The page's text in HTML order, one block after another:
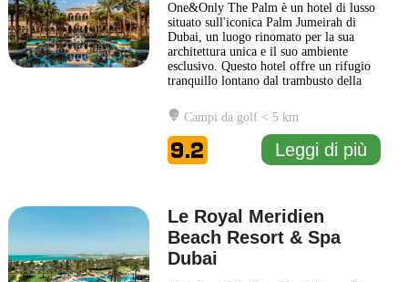
One&Only The Palm è un hotel di lusso
situato sull'iconica Palm Jumeirah di
Dubai, un luogo rinomato per la sua
architettura unica e il suo ambiente
esclusivo. Questo hotel offre un rifugio
tranquillo lontano dal trambusto della
sullo skyline di Dubai. La struttura è
caratterizzata da un design elegante che
combina elementi tradizionali arabi con
un tocco contemporaneo. One&Only...
Leggi di più
Campi da golf < 5 km
9.2 Leggi di più
Le Royal Meridien
Beach Resort & Spa
Dubai